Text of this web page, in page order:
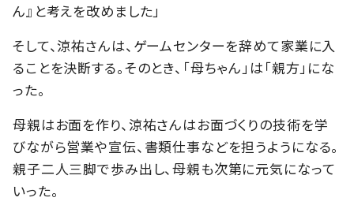
ん』と考えを改めました」
そして、涼祐さんは、ゲームセンターを辞めて家業に入
ることを決断する。そのとき、「母ちゃん」は「親方」にな
った。
母親はお面を作り、涼祐さんはお面づくりの技術を学
びながら営業や宣伝、書類仕事などを担うようになる。
親子二人三脚で歩み出し、母親も次第に元気になって
いった。